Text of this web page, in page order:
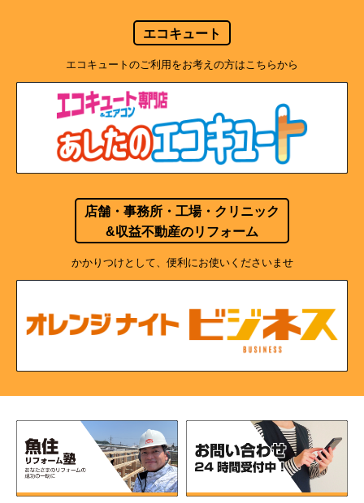
エコキュート
エコキュートのご利用をお考えの方はこちらから
店舗・事務所・工場・クリニック
&収益不動産のリフォーム
かかりつけとして、便利にお使いくださいませ